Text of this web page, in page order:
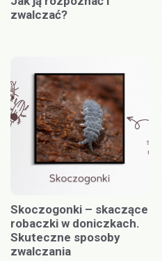
zwalczać?
Skoczogonki – skaczące
robaczki w doniczkach.
Skuteczne sposoby
zwalczania